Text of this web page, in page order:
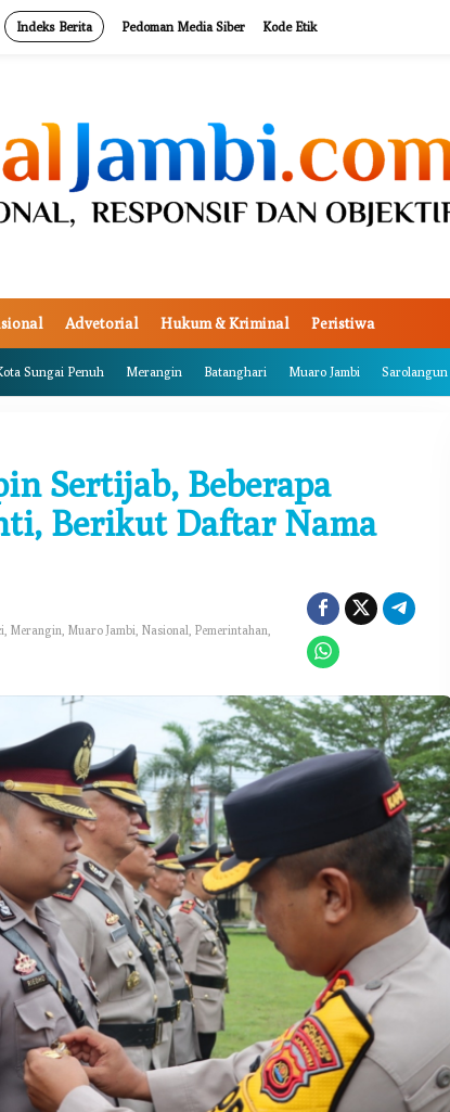
Indeks Berita Pedoman Media Siber Kode Etik
Advetorial Hukum & Kriminal Peristiwa
Sungai Penuh Merangin Batanghari Muaro Jambi Sarolangun
Sertijab, Beberapa
Berikut Daftar Nama
Merangin Muaro Jambi Nasional Pemerintahan